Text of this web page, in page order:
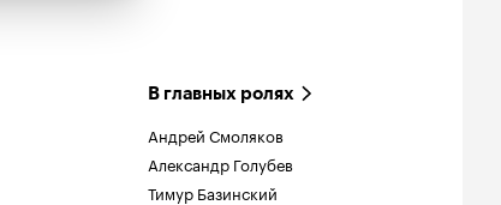
В главных ролях
Андрей Смоляков
Александр Голубев
Тимур Базинский